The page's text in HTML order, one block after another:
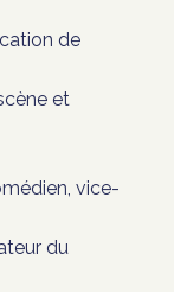
de
et
vice-
du